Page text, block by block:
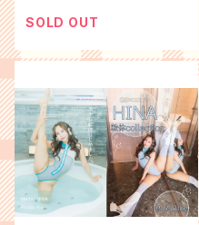
SOLD OUT